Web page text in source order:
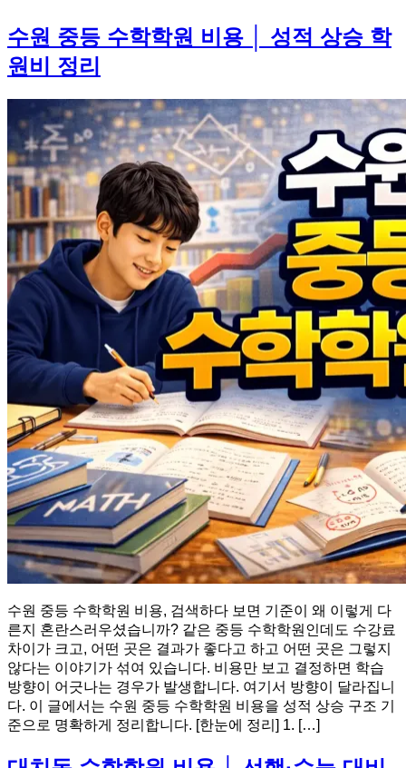
수원 중등 수학학원 비용 │ 성적 상승 학
원비 정리
수원 중등 수학학원 비용, 검색하다 보면 기준이 왜 이렇게 다
른지 혼란스러우셨습니까? 같은 중등 수학학원인데도 수강료
차이가 크고, 어떤 곳은 결과가 좋다고 하고 어떤 곳은 그렇지
않다는 이야기가 섞여 있습니다. 비용만 보고 결정하면 학습
방향이 어긋나는 경우가 발생합니다. 여기서 방향이 달라집니
다. 이 글에서는 수원 중등 수학학원 비용을 성적 상승 구조 기
준으로 명확하게 정리합니다. [한눈에 정리] 1. […]